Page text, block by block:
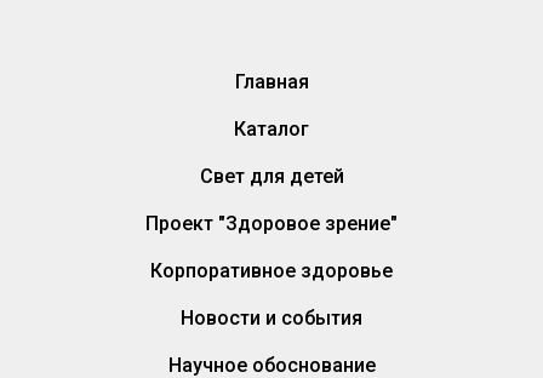
Главная
Каталог
Свет для детей
Проект "Здоровое зрение"
Корпоративное здоровье
Новости и события
Научное обоснование